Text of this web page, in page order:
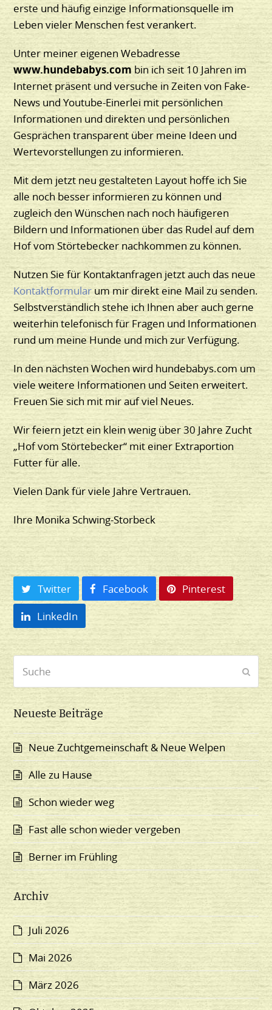
erste und häufig einzige Informationsquelle im
Leben vieler Menschen fest verankert.
Unter meiner eigenen Webadresse
www.hundebabys.com bin ich seit 10 Jahren im
Internet präsent und versuche in Zeiten von Fake-
News und Youtube-Einerlei mit persönlichen
Informationen und direkten und persönlichen
Gesprächen transparent über meine Ideen und
Wertevorstellungen zu informieren.
Mit dem jetzt neu gestalteten Layout hoffe ich Sie
alle noch besser informieren zu können und
zugleich den Wünschen nach noch häufigeren
Bildern und Informationen über das Rudel auf dem
Hof vom Störtebecker nachkommen zu können.
Nutzen Sie für Kontaktanfragen jetzt auch das neue
Kontaktformular um mir direkt eine Mail zu senden.
Selbstverständlich stehe ich Ihnen aber auch gerne
weiterhin telefonisch für Fragen und Informationen
rund um meine Hunde und mich zur Verfügung.
In den nächsten Wochen wird hundebabys.com um
viele weitere Informationen und Seiten erweitert.
Freuen Sie sich mit mir auf viel Neues.
Wir feiern jetzt ein klein wenig über 30 Jahre Zucht
„Hof vom Störtebecker“ mit einer Extraportion
Futter für alle.
Vielen Dank für viele Jahre Vertrauen.
Ihre Monika Schwing-Storbeck
Twitter Facebook
Pinterest
LinkedIn
Neueste Beiträge
Neue Zuchtgemeinschaft & Neue Welpen
Alle zu Hause
Schon wieder weg
Fast alle schon wieder vergeben
Berner im Frühling
Archiv
Juli 2026
Mai 2026
März 2026